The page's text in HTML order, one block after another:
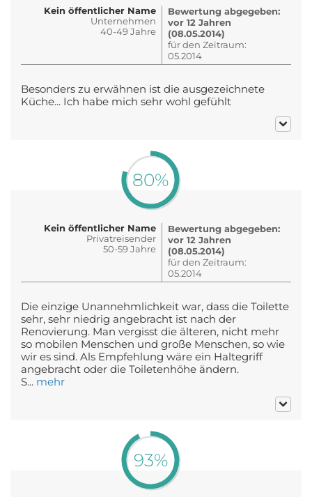
Kein öffentlicher Name
Unternehmen
40-49 Jahre
Bewertung abgegeben:
vor 12 Jahren
(08.05.2014)
für den Zeitraum:
05.2014
Besonders zu erwähnen ist die ausgezeichnete
Küche... Ich habe mich sehr wohl gefühlt
80%
Kein öffentlicher Name
Privatreisender
50-59 Jahre
Bewertung abgegeben:
vor 12 Jahren
(08.05.2014)
für den Zeitraum:
05.2014
Die einzige Unannehmlichkeit war, dass die Toilette
sehr, sehr niedrig angebracht ist nach der
Renovierung. Man vergisst die älteren, nicht mehr
so mobilen Menschen und große Menschen, so wie
wir es sind. Als Empfehlung wäre ein Haltegriff
angebracht oder die Toiletenhöhe ändern.
S... mehr
93%